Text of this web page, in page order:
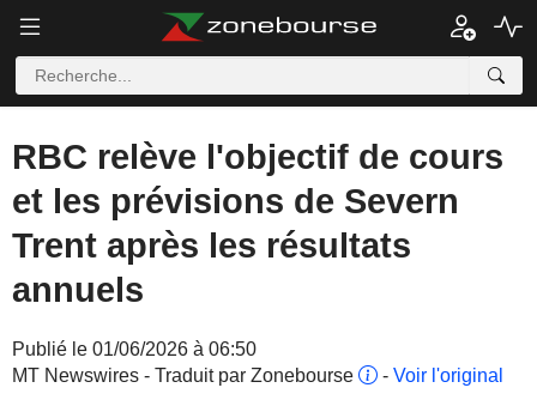
RBC relève l'objectif de cours
et les prévisions de Severn
Trent après les résultats
annuels
Publié le 01/06/2026 à 06:50
MT Newswires - Traduit par Zonebourse
- Voir l'original